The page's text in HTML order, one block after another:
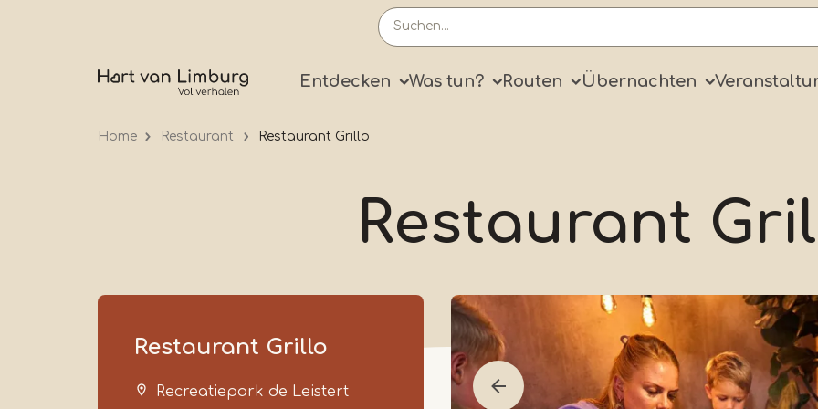
Primary
Entdecken Was tun? Routen Übernachten
Home Restaurant Restaurant Grillo
Restaurant
Restaurant Grillo
Recreatiepark de Leistert